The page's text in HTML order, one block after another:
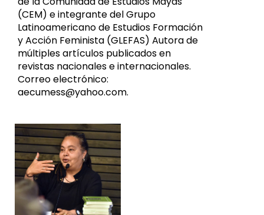
(CEM) e integrante del Grupo
Latinoamericano de Estudios Formación
y Acción Feminista (GLEFAS) Autora de
múltiples artículos publicados en
revistas nacionales e internacionales.
Correo electrónico:
aecumess@yahoo.com.